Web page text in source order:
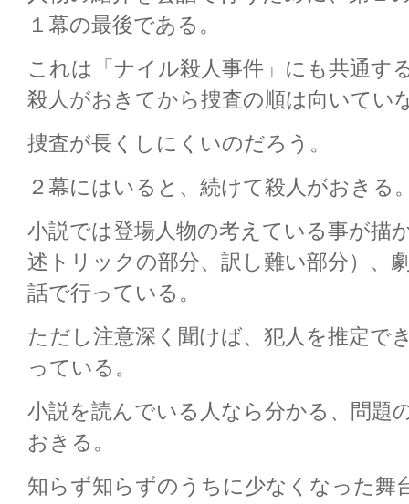
１幕の最後である。
これは「ナイル殺人事件」にも共通す
殺人がおきてから捜査の順は向いてい
捜査が長くしにくいのだろう。
２幕にはいると、続けて殺人がおきる
小説では登場人物の考えている事が描
述トリックの部分、訳し難い部分）、
話で行っている。
ただし注意深く聞けば、犯人を推定で
っている。
小説を読んでいる人なら分かる、問題
おきる。
知らず知らずのうちに少なくなった舞